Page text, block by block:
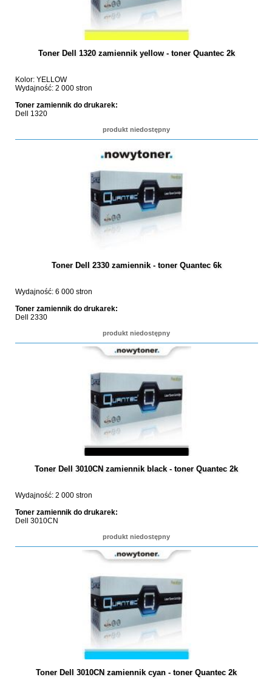
Toner Dell 1320 zamiennik yellow - toner Quantec 2k
Kolor: YELLOW
Wydajność: 2 000 stron
Toner zamiennik do drukarek:
Dell 1320
produkt niedostępny
Toner Dell 2330 zamiennik - toner Quantec 6k
Wydajność: 6 000 stron
Toner zamiennik do drukarek:
Dell 2330
produkt niedostępny
Toner Dell 3010CN zamiennik black - toner Quantec 2k
Wydajność: 2 000 stron
Toner zamiennik do drukarek:
Dell 3010CN
produkt niedostępny
Toner Dell 3010CN zamiennik cyan - toner Quantec 2k